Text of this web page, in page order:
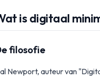
is digitaal
filosofie
Newport, auteur van